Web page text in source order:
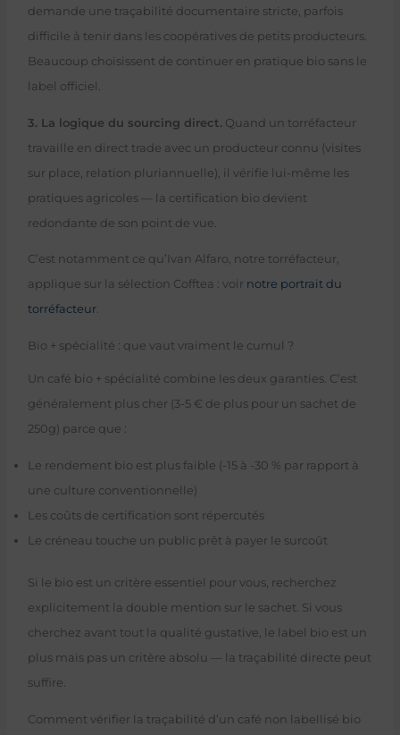
demande une traçabilité documentaire stricte, parfois
difficile à tenir dans les coopératives de petits producteurs.
Beaucoup choisissent de continuer en pratique bio sans le
label officiel.
3. La logique du sourcing direct. Quand un torréfacteur
travaille en direct trade avec un producteur connu (visites
sur place, relation pluriannuelle), il vérifie lui-même les
pratiques agricoles — la certification bio devient
redondante de son point de vue.
C’est notamment ce qu’Ivan Alfaro, notre torréfacteur,
applique sur la sélection Cofftea : voir notre portrait du
torréfacteur.
Bio + spécialité : que vaut vraiment le cumul ?
Un café bio + spécialité combine les deux garanties. C’est
généralement plus cher (3-5 € de plus pour un sachet de
250g) parce que :
Le rendement bio est plus faible (-15 à -30 % par rapport à
une culture conventionnelle)
Les coûts de certification sont répercutés
Le créneau touche un public prêt à payer le surcoût
Si le bio est un critère essentiel pour vous, recherchez
explicitement la double mention sur le sachet. Si vous
cherchez avant tout la qualité gustative, le label bio est un
plus mais pas un critère absolu — la traçabilité directe peut
suffire.
Comment vérifier la traçabilité d’un café non labellisé bio